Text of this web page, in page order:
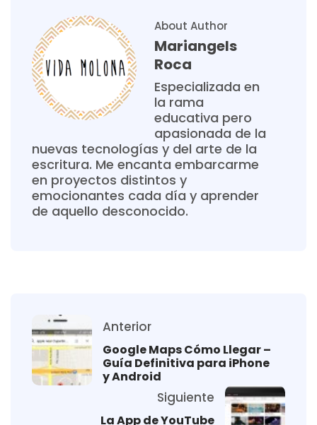
About Author
Mariangels
Roca
Especializada en
la rama
educativa pero
apasionada de la
nuevas tecnologías y del arte de la
escritura. Me encanta embarcarme
en proyectos distintos y
emocionantes cada día y aprender
de aquello desconocido.
Anterior
Google Maps Cómo Llegar –
Guía Definitiva para iPhone
y Android
Siguiente
La App de YouTube